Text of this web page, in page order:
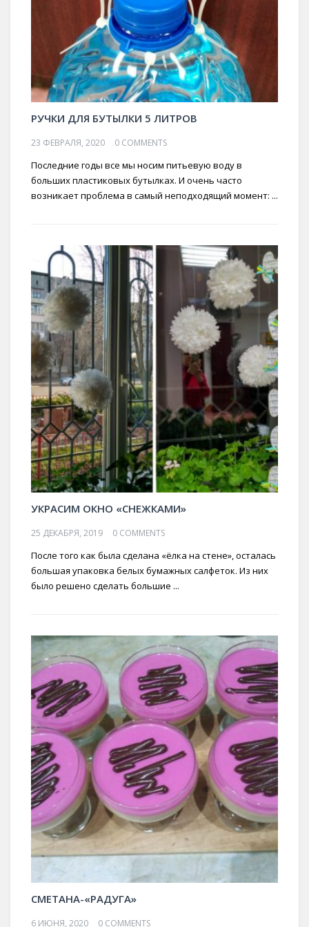
РУЧКИ ДЛЯ БУТЫЛКИ 5 ЛИТРОВ
23 ФЕВРАЛЯ, 2020 0 COMMENTS
Последние годы все мы носим питьевую воду в
больших пластиковых бутылках. И очень часто
возникает проблема в самый неподходящий момент: ...
УКРАСИМ ОКНО «СНЕЖКАМИ»
25 ДЕКАБРЯ, 2019 0 COMMENTS
После того как была сделана «ёлка на стене», осталась
большая упаковка белых бумажных салфеток. Из них
было решено сделать большие ...
СМЕТАНА-«РАДУГА»
6 ИЮНЯ, 2020 0 COMMENTS